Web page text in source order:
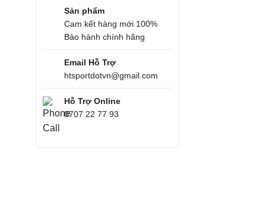
Sản phẩm
Cam kết hàng mới 100%
Bảo hành chính hãng
Email Hỗ Trợ
htsportdotvn@gmail.com
Hỗ Trợ Online
0707 22 77 93